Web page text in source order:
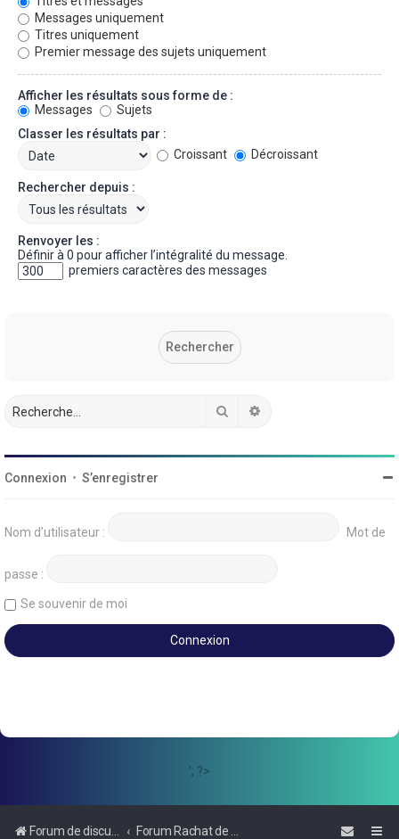
Messages uniquement
Titres uniquement
Premier message des sujets uniquement
Afficher les résultats sous forme de :
Messages
Sujets
Classer les résultats par :
Croissant
Décroissant
Rechercher depuis :
Renvoyer les :
Définir à 0 pour afficher l’intégralité du message.
premiers caractères des messages
Rechercher
Connexion • S’enregistrer
Nom d’utilisateur : Mot de
passe :
Se souvenir de moi
'; ?>
Forum de discussions sur le Regroupement de Crédits et le Rachat de Crédits